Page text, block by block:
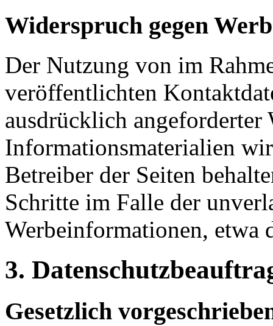
Widerspruch gegen
Der Nutzung von im
veröffentlichten
ausdrücklich angeforderter
Informationsmaterialien
Betreiber der Seiten
Schritte im Falle der
Werbeinformationen, etwa
3.
Gesetzlich